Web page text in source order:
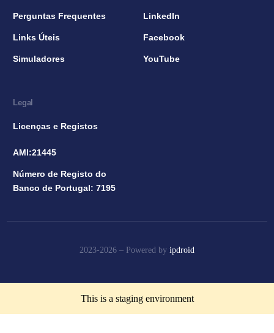
Perguntas Frequentes
Links Úteis
Simuladores
LinkedIn
Facebook
YouTube
Legal
Licenças e Registos
AMI:21445
Número de Registo do
Banco de Portugal: 7195
2023-2026 – Powered by ipdroid
This is a staging environment